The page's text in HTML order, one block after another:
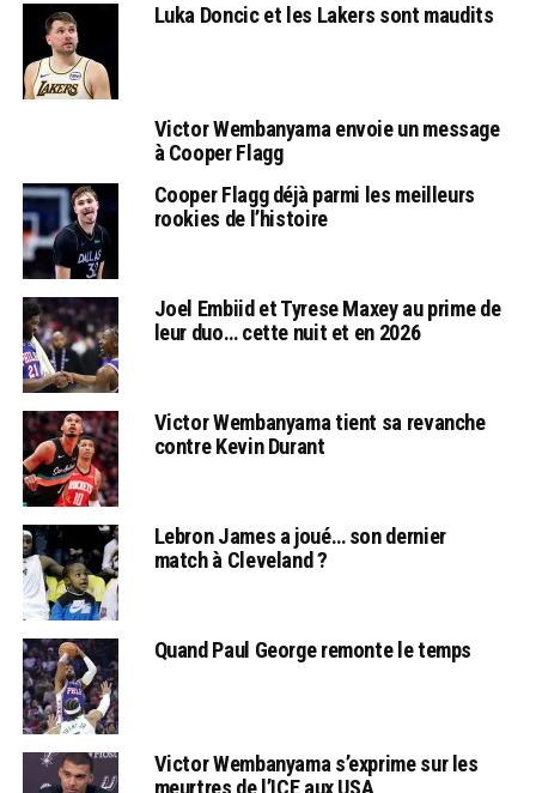
Luka Doncic et les Lakers sont maudits
Victor Wembanyama envoie un message
à Cooper Flagg
Cooper Flagg déjà parmi les meilleurs
rookies de l’histoire
Joel Embiid et Tyrese Maxey au prime de
leur duo… cette nuit et en 2026
Victor Wembanyama tient sa revanche
contre Kevin Durant
Lebron James a joué… son dernier
match à Cleveland ?
Quand Paul George remonte le temps
Victor Wembanyama s’exprime sur les
meurtres de l’ICE aux USA